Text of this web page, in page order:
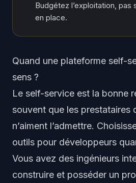
Budgétez l’exploitation, pas
en place.
Quand une plateforme self-
sens ?
Le self-service est la bonne
souvent que les prestataires
n’aiment l’admettre.
outils pour développeurs
Vous avez des ingénieurs
construire et posséder un